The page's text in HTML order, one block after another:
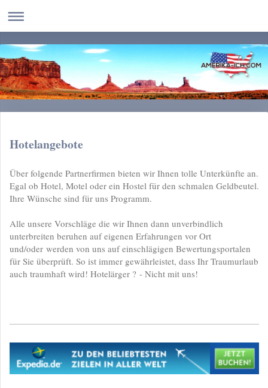
Hotelangebote
Über folgende Partnerfirmen bieten wir Ihnen tolle Unterkünfte an.
Egal ob Hotel, Motel oder ein Hostel für den schmalen Geldbeutel.
Ihre Wünsche sind für uns Programm.
Alle unsere Vorschläge die wir Ihnen dann unverbindlich
unterbreiten beruhen auf eigenen Erfahrungen vor Ort
und/oder werden von uns auf einschlägigen Bewertungsportalen
für Sie überprüft. So ist immer gewährleistet, dass Ihr Traumurlaub
auch traumhaft wird! Hotelärger ? - Nicht mit uns!